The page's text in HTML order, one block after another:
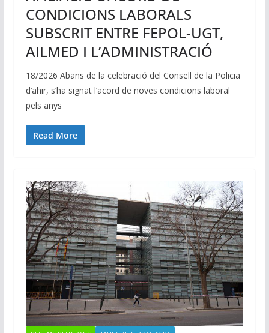
CONDICIONS LABORALS
SUBSCRIT ENTRE FEPOL-UGT,
AILMED I L’ADMINISTRACIÓ
18/2026 Abans de la celebració del Consell de la Policia
d’ahir, s’ha signat l’acord de noves condicions laboral
pels anys
Read More